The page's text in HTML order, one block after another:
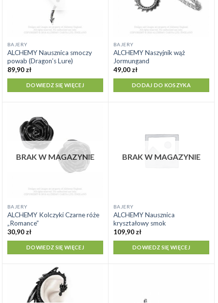
BAJERY
ALCHEMY Nausznica smoczy
powab (Dragon’s Lure)
89,90zł
DOWIEDZ SIĘ WIĘCEJ
BAJERY
ALCHEMY Naszyjnik wąż
Jormungand
49,00zł
DODAJ DO KOSZYKA
BRAK W MAGAZYNIE
BAJERY
ALCHEMY Kolczyki Czarne róże
„Romance”
30,90 zł
DOWIEDZ SIĘ WIĘCEJ
BRAK W MAGAZYNIE
BAJERY
ALCHEMY Nausznica
kryształowy smok
109,90 zł
DOWIEDZ SIĘ WIĘCEJ